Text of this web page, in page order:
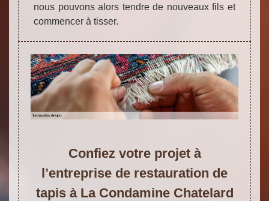
nous pouvons alors tendre de nouveaux fils et
commencer à tisser.
Confiez votre projet à
l’entreprise de restauration de
tapis à La Condamine Chatelard